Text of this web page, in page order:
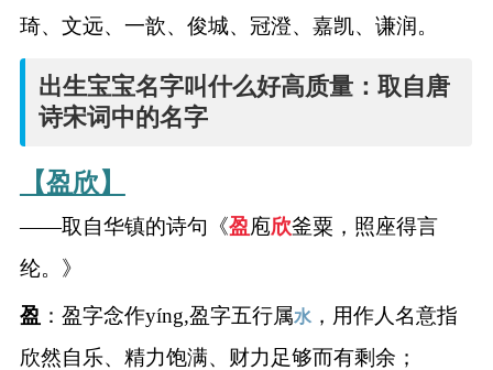
女孩名字
打
男孩名字打分
琦、文远、一歆、俊城、冠澄、嘉凯、谦润。
出生宝宝名字叫什么好高质量：取自唐
诗宋词中的名字
【盈欣】
——取自华镇的诗句《盈庖欣釜粟，照座得言
纶。》
盈 ：盈字念作yíng,盈字五行属水，用作人名意指
欣然自乐、精力饱满、财力足够而有剩余；